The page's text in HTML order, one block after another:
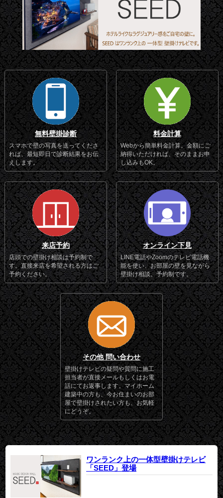
無料壁掛診断
スマホで壁の写真を送ってくださ
れば、最短即日で診断結果をお伝
えします。
料金計算
Webから簡単料金計算。金額にご
納得いただければ、そのままお申
し込みもOK。
来店予約
店頭での壁掛け相談は予約制で
す。直接来店を希望される方はご
予約ください。
オンライン下見
LINE電話やZoomのテレビ電話機
能を使い、お部屋の壁を見ながら
壁掛け相談。予約制です。
その他 問い合わせ
壁掛けテレビの疑問や質問に施工
担当者が直接メールもしくはお電
話にてお返事します。マイホーム
建築中の方も、今お住まいのお部
屋で壁掛けされたい方も、お気軽
にどうぞ。
ワンランク上の一体型壁掛けテレビ
「SEED」登場